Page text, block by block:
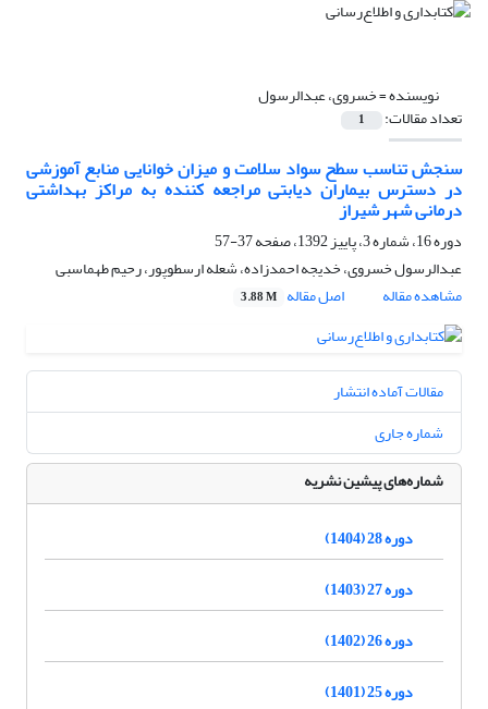
نویسنده =خسروی، عبدالرسول
تعداد مقالات: 1
سنجش تناسب سطح سواد سلامت و میزان خوانایی منابع آموزشی
در دسترس بیماران دیابتی مراجعه کننده به مراکز بهداشتی
درمانی شهر شیراز
دوره 16، شماره 3، پاییز 1392، صفحه
37-57
عبدالرسول خسروی، خدیجه احمدزاده، شعله ارسطوپور، رحیم طهماسبی
مشاهده مقاله
اصل مقاله 3.88 M
مقالات آماده انتشار
شماره جاری
شماره‌های پیشین نشریه
دوره 28 (1404)
دوره 27 (1403)
دوره 26 (1402)
دوره 25 (1401)